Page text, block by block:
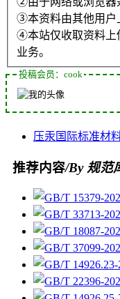
③本资料由其他用户
④本站仅收取资料上
业务。
投稿会员：cook
压汞 国际标准材
推荐内容/By 规范